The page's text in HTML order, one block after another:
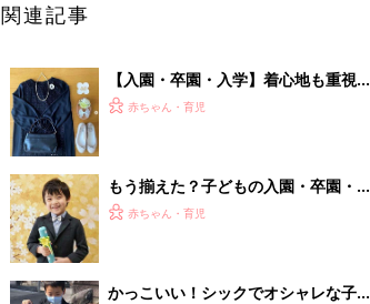
関連記事
【入園・卒園・入学】着心地も重視し
たオシャレコーデ5選
赤ちゃん・育児
もう揃えた？子どもの入園・卒園・入
学式コーデ集めました
赤ちゃん・育児
かっこいい！シックでオシャレな子ど